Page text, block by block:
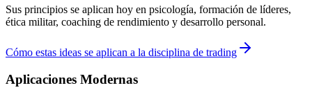
Sus principios se aplican hoy en psicología, formación de líderes,
ética militar, coaching de rendimiento y desarrollo personal.
Cómo estas ideas se aplican a la disciplina de trading
Aplicaciones Modernas